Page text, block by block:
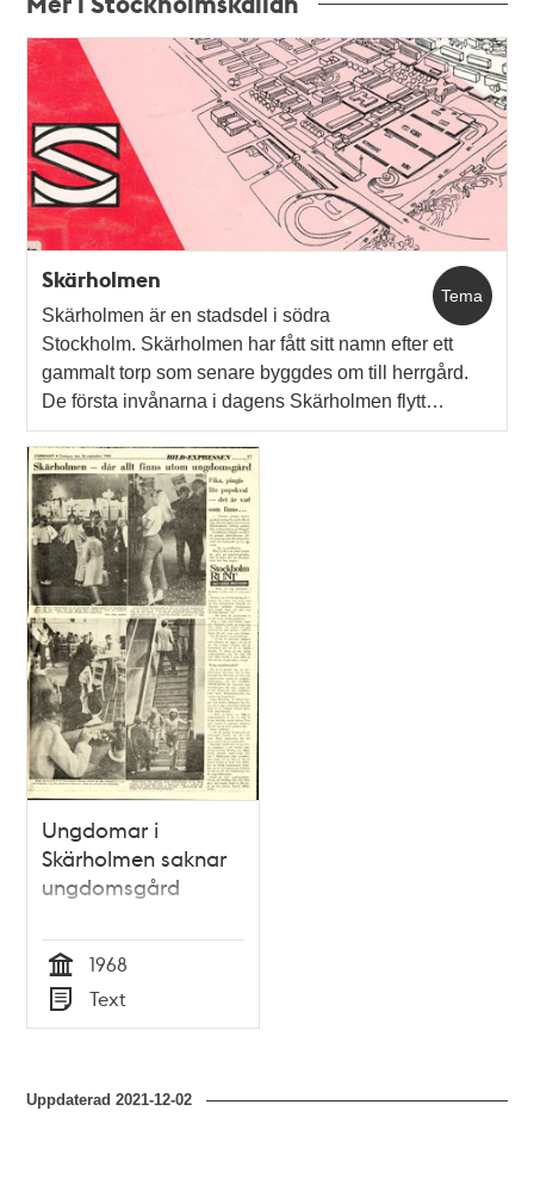
Relaterade
poster
och
teman
Tema
Skärholmen
Skärholmen är en stadsdel i södra
Stockholm. Skärholmen har fått sitt namn efter ett
gammalt torp som senare byggdes om till herrgård.
De första invånarna i dagens Skärholmen flytt…
Ungdomar i
Skärholmen saknar
ungdomsgård
Tid
1968
Typ
Text
Uppdaterad2021-12-02